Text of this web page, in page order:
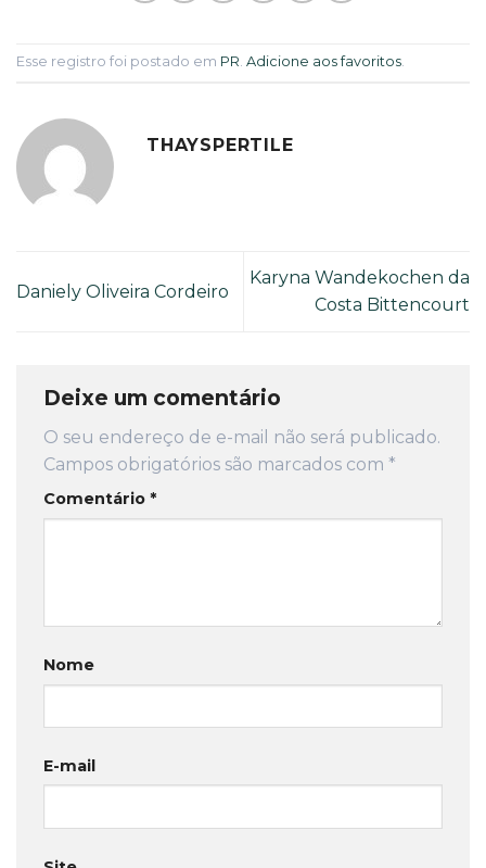
Esse registro foi postado em PR. Adicione aos favoritos.
THAYSPERTILE
Daniely Oliveira Cordeiro
Karyna Wandekochen da
Costa Bittencourt
Deixe um comentário
O seu endereço de e-mail não será publicado.
Campos obrigatórios são marcados com *
Comentário *
Nome
E-mail